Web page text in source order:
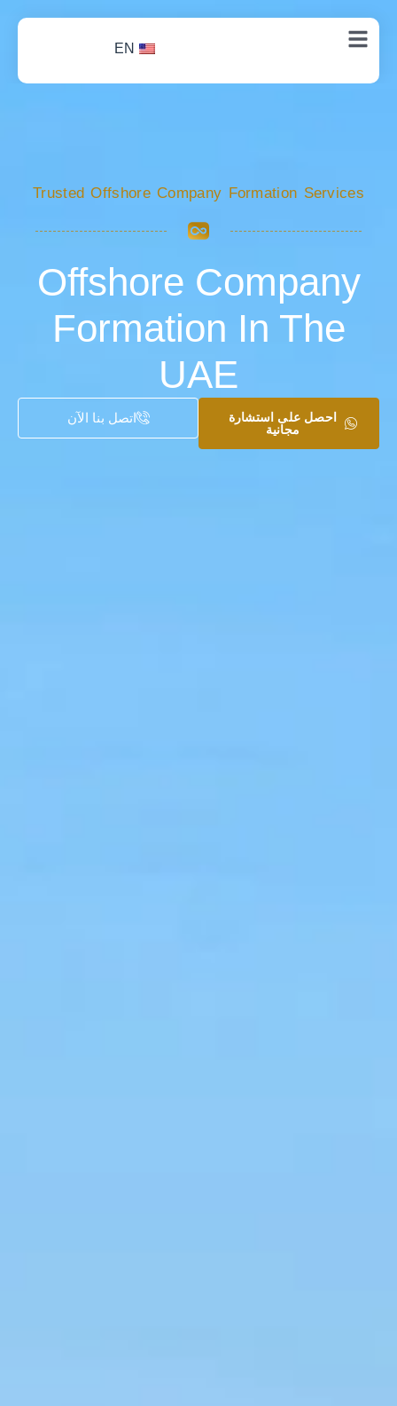
EN
Trusted Offshore Company Formation Services
Offshore Company
Formation In The
UAE
احصل على استشارة
مجانية
اتصل بنا الآن